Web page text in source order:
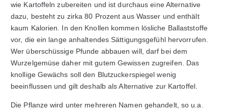
wie Kartoffeln zubereiten und ist durchaus eine Alternative
dazu, besteht zu zirka 80 Prozent aus Wasser und enthält
kaum Kalorien. In den Knollen kommen lösliche Ballaststoffe
vor, die ein lange anhaltendes Sättigungsgefühl hervorrufen.
Wer überschüssige Pfunde abbauen will, darf bei dem
Wurzelgemüse daher mit gutem Gewissen zugreifen. Das
knollige Gewächs soll den Blutzuckerspiegel wenig
beeinflussen und gilt deshalb als Alternative zur Kartoffel.
Die Pflanze wird unter mehreren Namen gehandelt, so u.a.